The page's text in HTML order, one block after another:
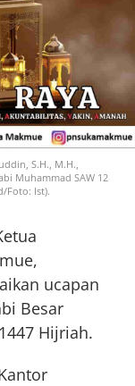
S.H., M.H.,
Muhammad SAW 12
Foto: Ist).
ucapan
Besar
Hijriah.